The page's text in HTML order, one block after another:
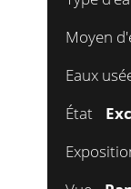
Moyen
Eaux
État